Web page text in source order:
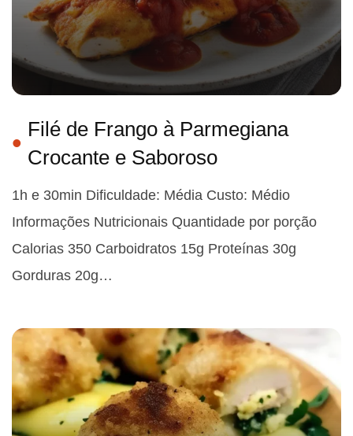
Filé de Frango à Parmegiana
Crocante e Saboroso
1h e 30min Dificuldade: Média Custo: Médio
Informações Nutricionais Quantidade por porção
Calorias 350 Carboidratos 15g Proteínas 30g
Gorduras 20g…